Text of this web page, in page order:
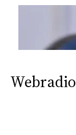
Webradio